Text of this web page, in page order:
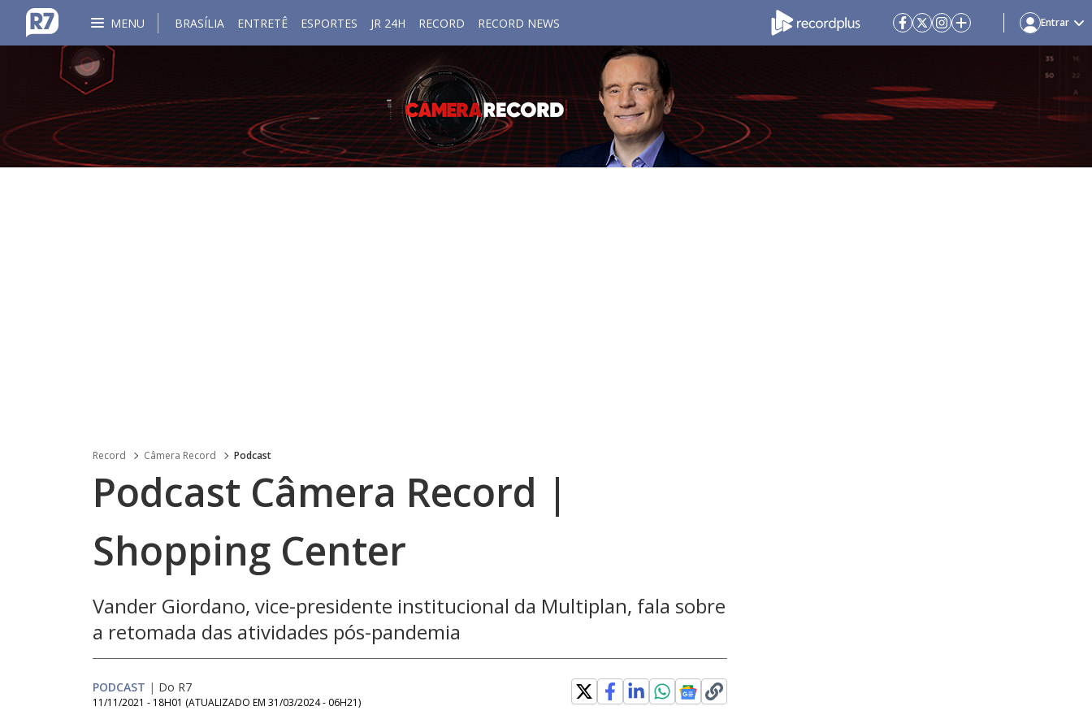
MENU BRASÍLIA ENTRETÊ ESPORTES JR 24H RECORD RECORD NEWS Entrar
Record Câmera Record Podcast
Podcast Câmera Record |
Shopping Center
Vander Giordano, vice-presidente institucional da Multiplan, fala sobre
a retomada das atividades pós-pandemia
PODCAST | Do R7
11/11/2021 - 18H01 (ATUALIZADO EM 31/03/2024 - 06H21)